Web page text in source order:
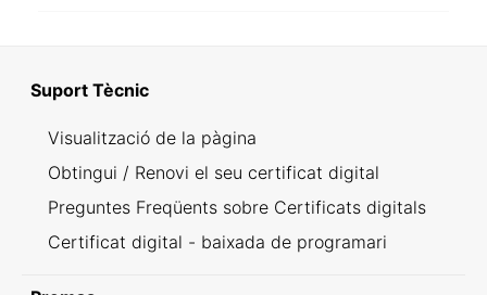
Suport Tècnic
Visualització de la pàgina
Obtingui / Renovi el seu certificat digital
Preguntes Freqüents sobre Certificats digitals
Certificat digital - baixada de programari